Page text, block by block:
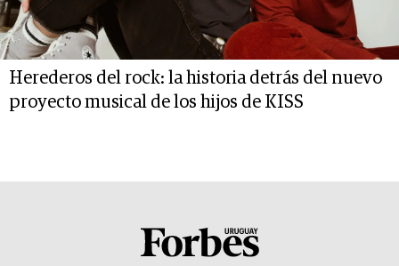
Herederos del rock: la historia detrás del nuevo
proyecto musical de los hijos de KISS